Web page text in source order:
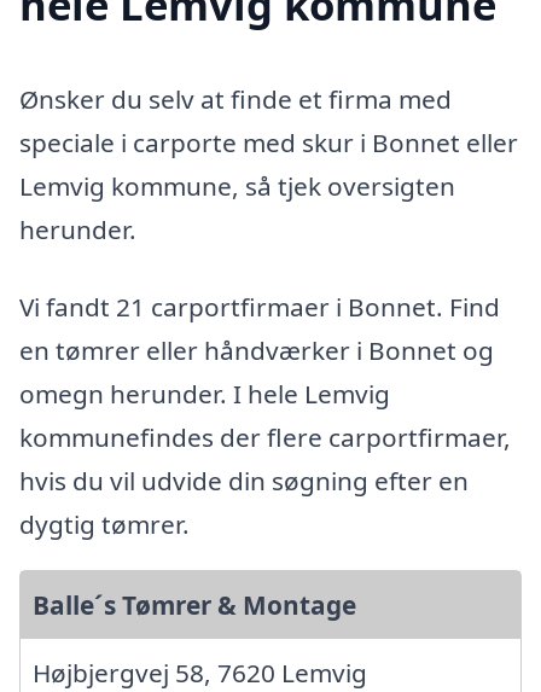
Ønsker du selv at finde et firma med
speciale i carporte med skur i Bonnet eller
Lemvig kommune, så tjek oversigten
herunder.
Vi fandt 21 carportfirmaer i Bonnet. Find
en tømrer eller håndværker i Bonnet og
omegn herunder. I hele Lemvig
kommunefindes der flere carportfirmaer,
hvis du vil udvide din søgning efter en
dygtig tømrer.
Balle´s Tømrer & Montage
Højbjergvej 58, 7620 Lemvig